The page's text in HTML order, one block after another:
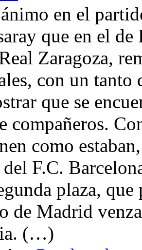
en el
que en el
Zaragoza,
con un
que se
compañeros.
como
F.C.
plaza,
de Madrid
(…)